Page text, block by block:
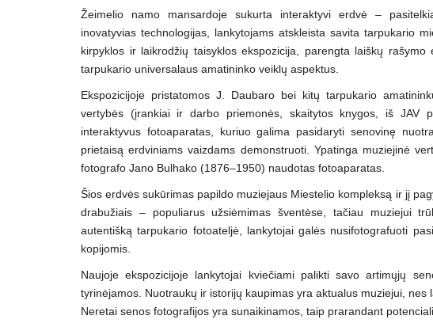
Žeimelio namo mansardoje sukurta interaktyvi erdvė –
inovatyvias technologijas, lankytojams atskleista savita tarpukario
kirpyklos ir laikrodžių taisyklos ekspozicija, parengta laiškų
tarpukario universalaus amatininko veiklų aspektus.
Ekspozicijoje pristatomos J. Daubaro bei kitų tarpukario
vertybės (įrankiai ir darbo priemonės, skaitytos knygos, iš JAV
interaktyvus fotoaparatas, kuriuo galima pasidaryti senovinę
prietaisą erdviniams vaizdams demonstruoti. Ypatinga muziejinė
fotografo Jano Bulhako (1876–1950) naudotas fotoaparatas.
Šios erdvės sukūrimas papildo muziejaus Miestelio kompleksą ir jį
drabužiais – populiarus užsiėmimas šventėse, tačiau muziejui
autentišką tarpukario fotoateljė, lankytojai galės nusifotografuoti
kopijomis.
Naujoje ekspozicijoje lankytojai kviečiami palikti savo artimųjų
tyrinėjamos. Nuotraukų ir istorijų kaupimas yra aktualus muziejui, nes
Neretai senos fotografijos yra sunaikinamos, taip prarandant